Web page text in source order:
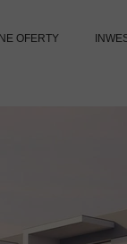
OFERTY